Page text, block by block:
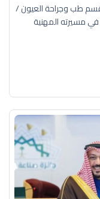
قسم طب وجراحة العيون /
في مسيرته المهنية